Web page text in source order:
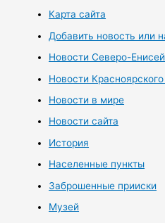
Карта сайта
Добавить новость или
Новости Северо-
Новости Красноярского
Новости в мире
Новости сайта
История
Населенные пункты
Заброшенные прииски
Музей